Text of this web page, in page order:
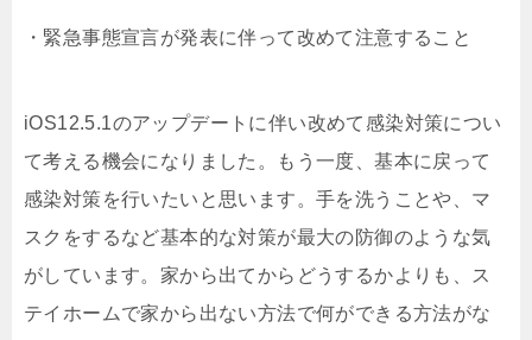
・緊急事態宣言が発表に伴って改めて注意すること
iOS12.5.1のアップデートに伴い改めて感染対策につい
て考える機会になりました。もう一度、基本に戻って
感染対策を行いたいと思います。手を洗うことや、マ
スクをするなど基本的な対策が最大の防御のような気
がしています。家から出てからどうするかよりも、ス
テイホームで家から出ない方法で何ができる方法がな